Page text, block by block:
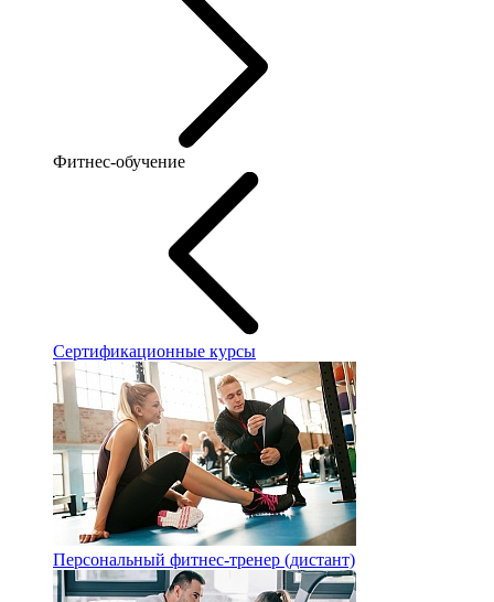
Фитнес-обучение
Сертификационные курсы
Персональный фитнес-тренер (дистант)